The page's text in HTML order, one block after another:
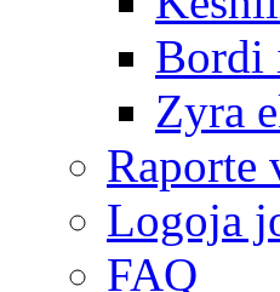
Bordi
Zyra
Raporte
Logoja
FAQ